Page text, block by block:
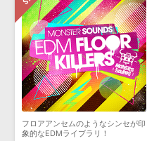
フロアアンセムのようなシンセが印
象的なEDMライブラリ！